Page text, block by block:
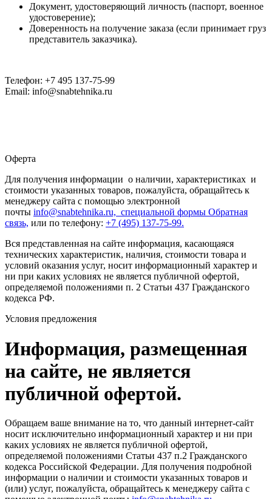
Документ, удостоверяющий личность (паспорт, военное
удостоверение);
Доверенность на получение заказа (если принимает груз
представитель заказчика).
Телефон: +7 495 137-75-99
Email: info@snabtehnika.ru
Оферта
Для получения информации о наличии, характеристиках и
стоимости указанных товаров, пожалуйста, обращайтесь к
менеджеру сайта с помощью электронной
почты info@snabtehnika.ru, специальной формы Обратная
связь, или по телефону: +7 (495) 137-75-99.
Вся представленная на сайте информация, касающаяся
технических характеристик, наличия, стоимости товара и
условий оказания услуг, носит информационный характер и
ни при каких условиях не является публичной офертой,
определяемой положениями п. 2 Статьи 437 Гражданского
кодекса РФ.
Условия предложения
Информация, размещенная
на сайте, не является
публичной офертой.
Обращаем ваше внимание на то, что данный интернет-сайт
носит исключительно информационный характер и ни при
каких условиях не является публичной офертой,
определяемой положениями Статьи 437 п.2 Гражданского
кодекса Российской Федерации. Для получения подробной
информации о наличии и стоимости указанных товаров и
(или) услуг, пожалуйста, обращайтесь к менеджеру сайта с